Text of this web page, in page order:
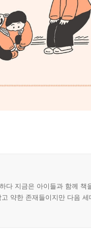
다 지금은 아이들과 함께
약한 존재들이지만 다음